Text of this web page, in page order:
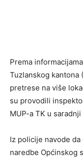
Prema
Tuzlanskog kantona
pretrese na više
su provodili
MUP-a TK u
Iz policije navode
naredbe Općinskog